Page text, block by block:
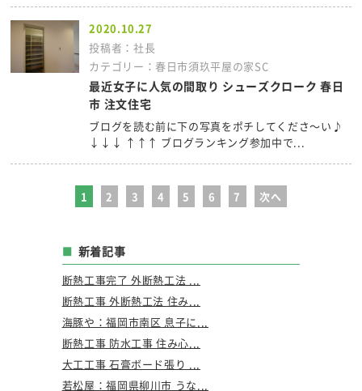
2020.10.27
投稿者：社長
カテゴリー：春日市須玖平屋の家SC
最近女子に人気の間取り シューズクローク 春日
市 注文住宅
ブログを読む前に下の写真をポチしてくださ～い♪
↓↓↓ ↑↑↑ ブログランキング参加中で...
1 2 3 4 5 6 7 次へ
新着記事
断熱工事完了 外断熱工法 ...
断熱工事 外断熱工法 住み...
海豚や：福岡市南区 息子に...
断熱工事 防水工事 住み心...
大工工事 石膏ボード張り ...
若松屋：福岡県柳川市 うな...